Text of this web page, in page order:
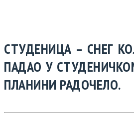
СТУДЕНИЦА – СНЕГ
ПАДАО У
ПЛАНИНИ РАДОЧЕЛО.